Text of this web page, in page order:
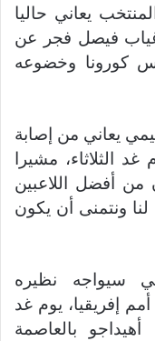
يعاني حاليا
غياب فيصل فجر عن
كورونا وخضوعه
يعاني من إصابة
الثلاثاء، مشيرا
أفضل اللاعبين
ونتمنى أن يكون
سيواجه نظيره
إفريقيا، يوم غد
بالعاصمة